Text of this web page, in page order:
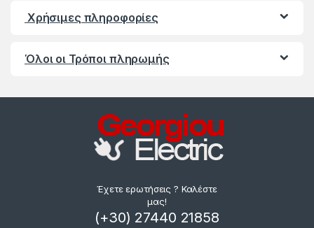
Χρήσιμες πληροφορίες
Όλοι οι Τρόποι πληρωμής
Έχετε ερωτήσεις ? Καλέστε
μας!
(+30) 27440 21858